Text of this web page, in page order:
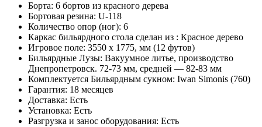
Борта: 6 бортов из красного дерева
Бортовая резина: U-118
Количество опор (ног): 6
Каркас бильярдного стола сделан из : Красное дерево
Игровое поле: 3550 х 1775, мм (12 футов)
Бильярдные Лузы: Вакуумное литье, производство
Днепропетровск. 72-73 мм, средней — 82-83 мм
Комплектуется Бильярдным сукном: Iwan Simonis (760)
Гарантия: 18 месяцев
Доставка: Есть
Установка: Есть
Разгрузка и занос оборудования: Есть